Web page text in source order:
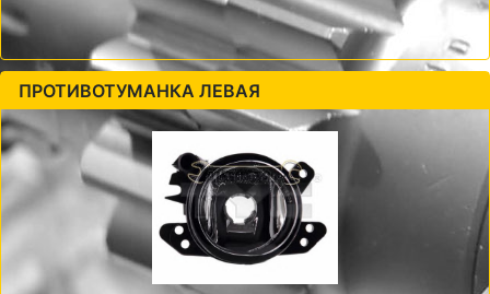
ПРОТИВОТУМАНКА ЛЕВАЯ